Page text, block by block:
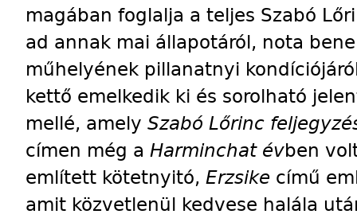
magában foglalja a teljes Szabó
ad annak mai állapotáról, nota
műhelyének pillanatnyi
kettő emelkedik ki és sorolható
mellé, amely Szabó Lőrinc
címen még a Harminchat évben
említett kötetnyitó, Erzsike című
amit közvetlenül kedvese halála